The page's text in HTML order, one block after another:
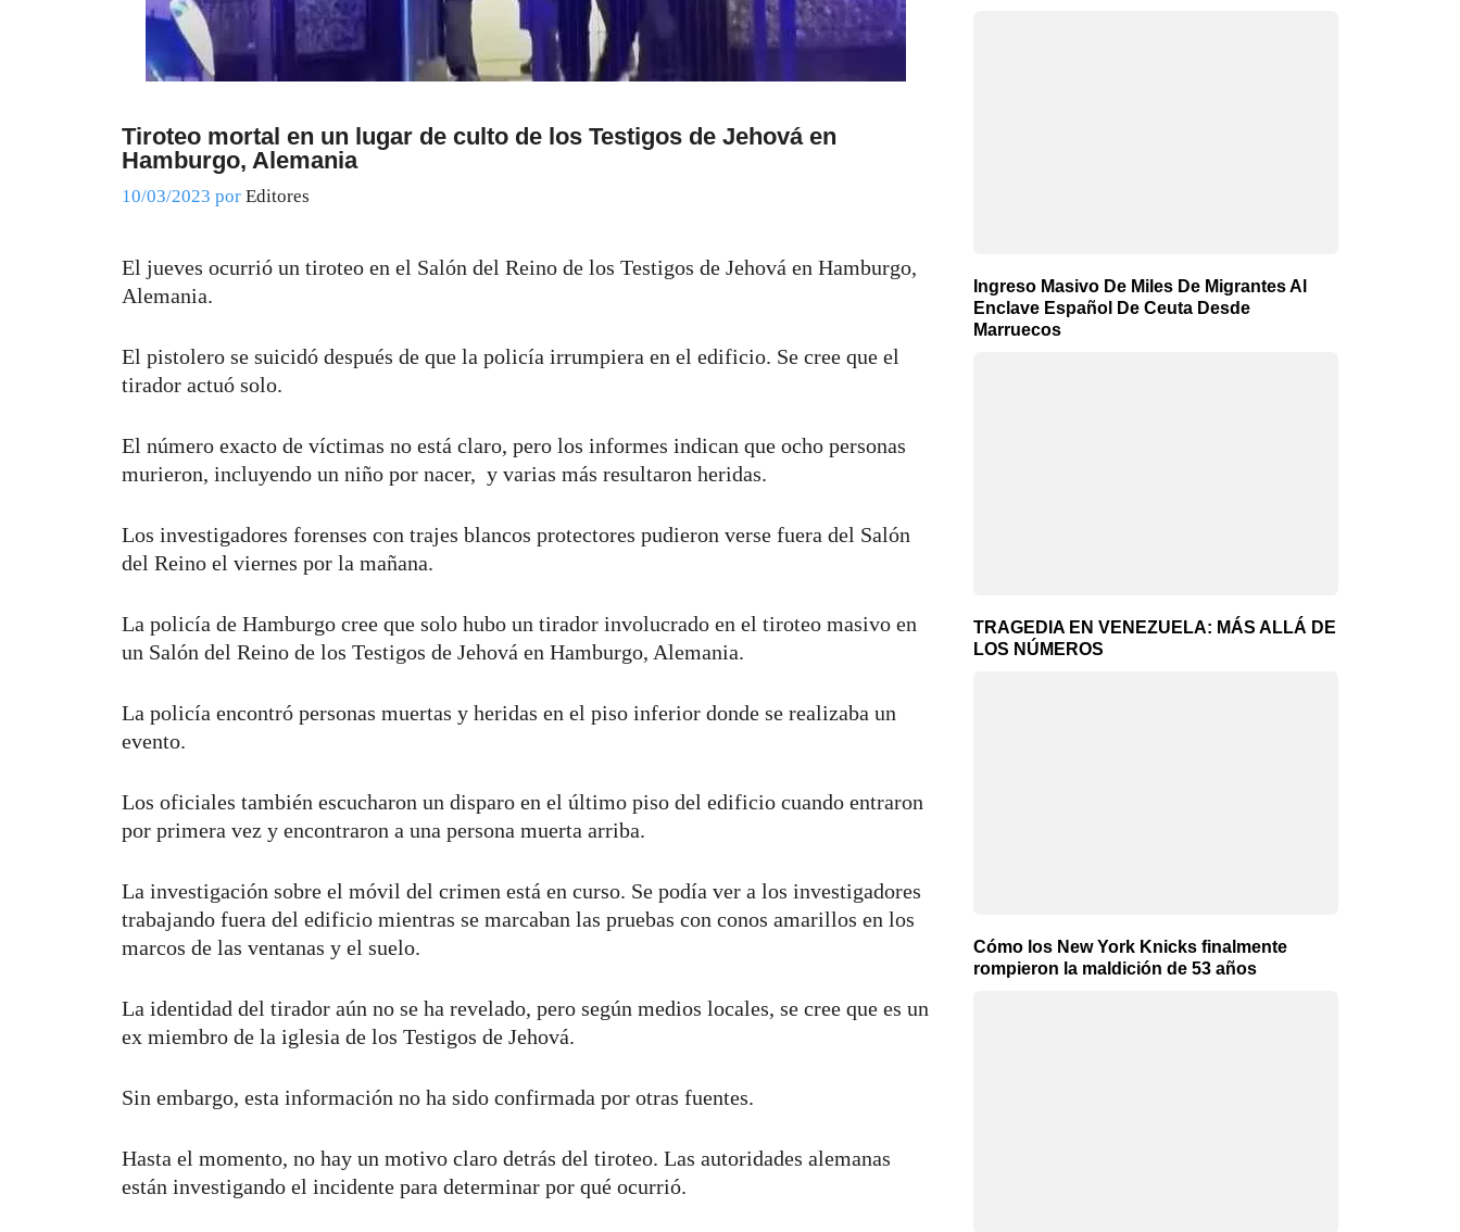
Tiroteo mortal en un lugar de culto de los Testigos de Jehová en
Hamburgo, Alemania
10/03/2023 por Editores
El jueves ocurrió un tiroteo en el Salón del Reino de los Testigos de Jehová en Hamburgo,
Alemania.
El pistolero se suicidó después de que la policía irrumpiera en el edificio. Se cree que el
tirador actuó solo.
El número exacto de víctimas no está claro, pero los informes indican que ocho personas
murieron, incluyendo un niño por nacer, y varias más resultaron heridas.
Los investigadores forenses con trajes blancos protectores pudieron verse fuera del Salón
del Reino el viernes por la mañana.
La policía de Hamburgo cree que solo hubo un tirador involucrado en el tiroteo masivo en
un Salón del Reino de los Testigos de Jehová en Hamburgo, Alemania.
La policía encontró personas muertas y heridas en el piso inferior donde se realizaba un
evento.
Los oficiales también escucharon un disparo en el último piso del edificio cuando entraron
por primera vez y encontraron a una persona muerta arriba.
La investigación sobre el móvil del crimen está en curso. Se podía ver a los investigadores
trabajando fuera del edificio mientras se marcaban las pruebas con conos amarillos en los
marcos de las ventanas y el suelo.
La identidad del tirador aún no se ha revelado, pero según medios locales, se cree que es un
ex miembro de la iglesia de los Testigos de Jehová.
Sin embargo, esta información no ha sido confirmada por otras fuentes.
Hasta el momento, no hay un motivo claro detrás del tiroteo. Las autoridades alemanas
están investigando el incidente para determinar por qué ocurrió.
Ingreso Masivo De Miles De Migrantes Al
Enclave Español De Ceuta Desde
Marruecos
TRAGEDIA EN VENEZUELA: MÁS ALLÁ DE
LOS NÚMEROS
Cómo los New York Knicks finalmente
rompieron la maldición de 53 años